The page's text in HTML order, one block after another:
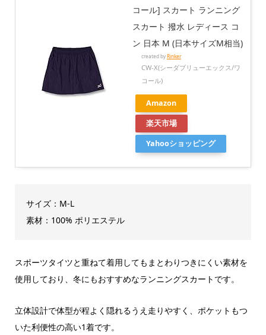
コール] スカート ランニング
スカート 撥水 レディース コ
ン 日本 M (日本サイズM相当)
created byRinker
CW-X(シーダブリューエックス/ワ
コール)
Amazon
楽天市場
Yahooショッピング
サイズ：M-L
素材：100% ポリエステル
スポーツタイツと重ねて着用してもまとわりつきにくい素材を
使用しており、冬にもおすすめなランニングスカートです。
立体設計で体型が程よく隠れるうえ走りやすく、ポケットもつ
いた利便性の高い1着です。